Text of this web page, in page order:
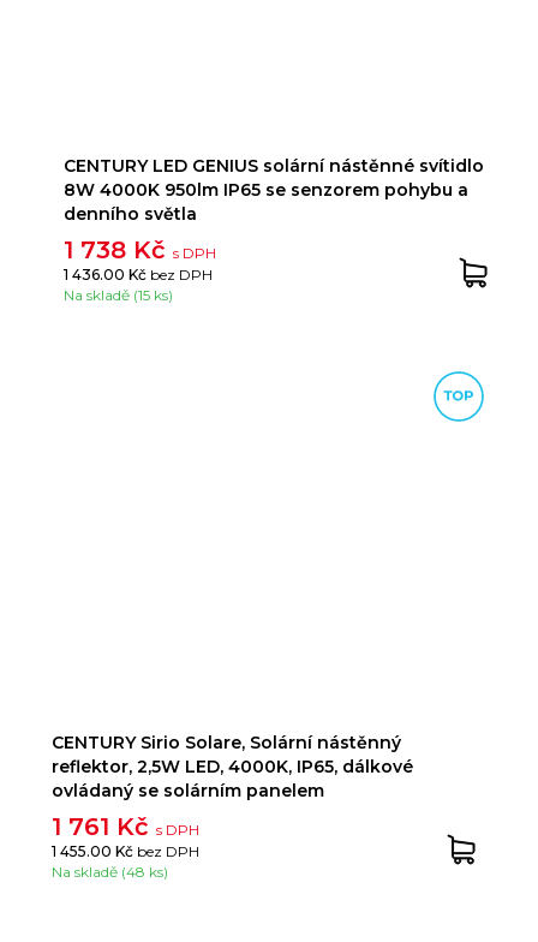
CENTURY LED GENIUS solární nástěnné svítidlo
8W 4000K 950lm IP65 se senzorem pohybu a
denního světla
1 738 Kčs DPH
1 436.00 Kč bez DPH
Na skladě (15 ks)
CENTURY Sirio Solare, Solární nástěnný
reflektor, 2,5W LED, 4000K, IP65, dálkové
ovládaný se solárním panelem
1 761 Kčs DPH
1 455.00 Kč bez DPH
Na skladě (48 ks)